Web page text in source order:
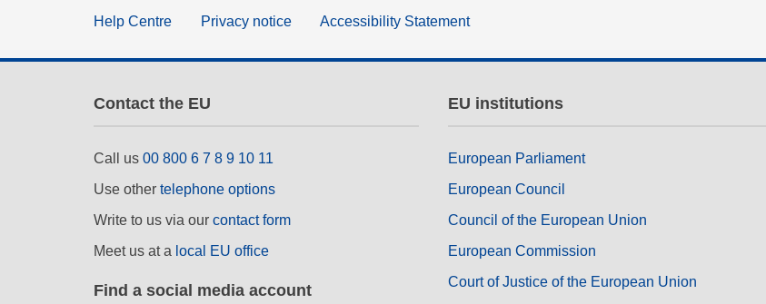
Help Centre Privacy notice Accessibility Statement
Contact the EU
Call us 00 800 6 7 8 9 10 11
Use other telephone options
Write to us via our contact form
Meet us at a local EU office
Find a social media account
EU institutions
European Parliament
European Council
Council of the European Union
European Commission
Court of Justice of the European Union